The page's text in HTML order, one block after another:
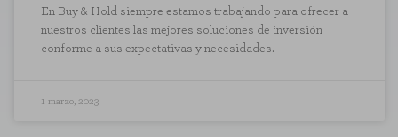
En Buy & Hold siempre estamos trabajando para ofrecer a
nuestros clientes las mejores soluciones de inversión
conforme a sus expectativas y necesidades.
1 marzo, 2023
Puedes volver a configurar tus cookies